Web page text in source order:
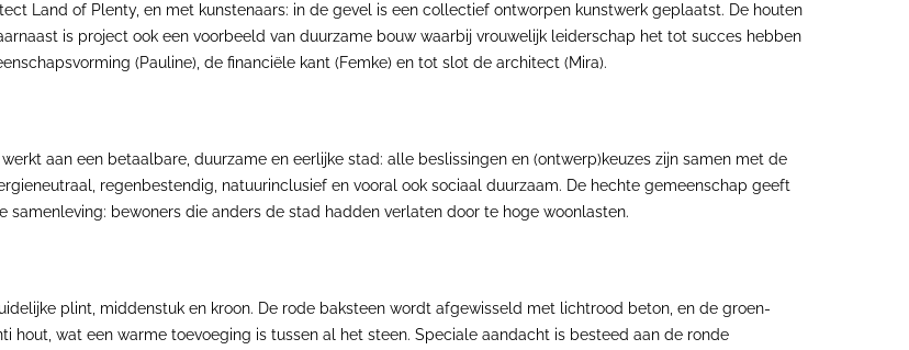
Land of Plenty, en met kunstenaars: in de gevel is een collectief ontworpen kunstwerk geplaatst. De houten
is project ook een voorbeeld van duurzame bouw waarbij vrouwelijk leiderschap het tot succes hebben
(Pauline), de financiële kant (Femke) en tot slot de architect (Mira).
aan een betaalbare, duurzame en eerlijke stad: alle beslissingen en (ontwerp)keuzes zijn samen met de
regenbestendig, natuurinclusief en vooral ook sociaal duurzaam. De hechte gemeenschap geeft
bewoners die anders de stad hadden verlaten door te hoge woonlasten.
plint, middenstuk en kroon. De rode baksteen wordt afgewisseld met lichtrood beton, en de groen-
hout, wat een warme toevoeging is tussen al het steen. Speciale aandacht is besteed aan de ronde